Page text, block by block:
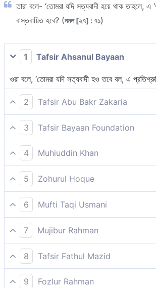
তারা বলে- ‘তোমরা যদি সত্যবাদী হয়ে থাক তাহলে, এ
বাস্তবায়িত হবে? (নমল [২৭] : ৭১)
1 Tafsir Ahsanul Bayaan
ওরা বলে, ‘তোমরা যদি সত্যবাদী হও তবে বল, এ
2 Tafsir Abu Bakr Zakaria
আর তারা বলে, ‘তোমরা যদি সত্যবাদী হও তবে বল, কখন
3 Tafsir Bayaan Foundation
আর তারা বলে, ‘তোমরা সত্যবাদী হলে (বল) এই ওয়াদা
4 Muhiuddin Khan
তারা বলে, তোমরা যদি সত্যবাদী হও তবে বল, এই ওয়াদা
5 Zohurul Hoque
আর তারা বলে -- ''কখন এই ওয়াদা হবে, যদি তোমরা
6 Mufti Taqi Usmani
তারা (তোমাকে) বলে, তোমরা সত্যবাদী হলে (বল,) এ
7 Mujibur Rahman
তারা বলেঃ তোমরা যদি সত্যবাদী হও তাহলে বল, কখন
8 Tafsir Fathul Mazid
Please check ayah 27:75 for complete
9 Fozlur Rahman